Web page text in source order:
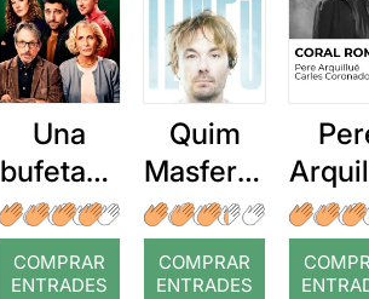
Una
bufetada
a temps
COMPRAR
ENTRADES
Quim
Masferre
r: Temps
COMPRAR
ENTRADES
: